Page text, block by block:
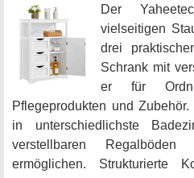
Der
vielseitigen
drei
Schrank mit
er für
Pflegeprodukten und
in unterschiedlichste
verstellbaren
ermöglichen. Strukturierte